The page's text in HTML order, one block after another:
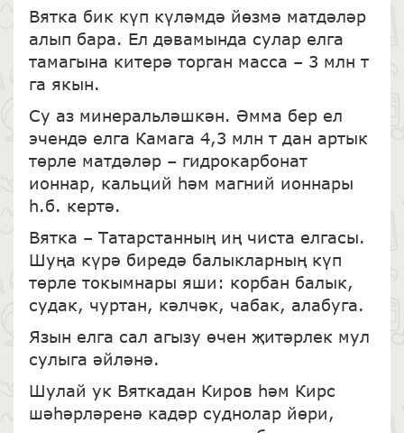
Вятка бик күп күләмдә йөзмә матдәләр
алып бара. Ел дәвамында сулар елга
тамагына китерә торган масса – 3 млн т
га якын.
Су аз минеральләшкән. Әмма бер ел
эчендә елга Камага 4,3 млн т дан артык
төрле матдәләр – гидрокарбонат
ионнар, кальций һәм магний ионнары
һ.б. кертә.
Вятка – Татарстанның иң чиста елгасы.
Шуңа күрә биредә балыкларның күп
төрле токымнары яши: корбан балык,
судак, чуртан, кәлчәк, чабак, алабуга.
Язын елга сал агызу өчен җитәрлек мул
сулыга әйләнә.
Шулай ук Вяткадан Киров һәм Кирс
шәһәрләренә кадәр суднолар йөри,